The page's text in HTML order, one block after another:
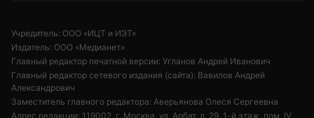
Учредитель: ООО «ИЦТ и ИЭТ»
Издатель: ООО «Медианет»
Главный редактор печатной версии: Угланов Андрей Иванович
Главный редактор сетевого издания (сайта): Вавилов Андрей
Александрович
Заместитель главного редактора: Аверьянова Олеся Сергеевна
Адрес редакции: 119002, г. Москва, ул. Арбат, д. 29, 1-й этаж, пом. IV,